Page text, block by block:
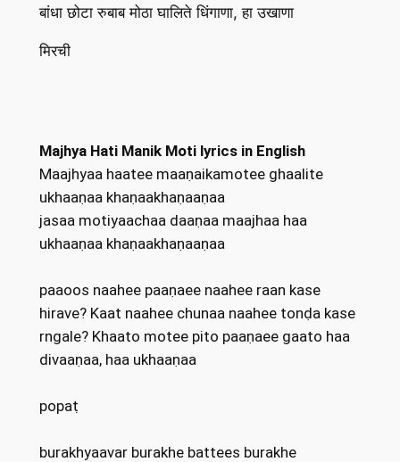
बांधा छोटा रुबाब मोठा घालिते धिंगाणा, हा उखाणा
मिरची
Majhya Hati Manik Moti lyrics in English
Maajhyaa haatee maaṇaikamotee ghaalite
ukhaaṇaa khaṇaakhaṇaaṇaa
jasaa motiyaachaa daaṇaa maajhaa haa
ukhaaṇaa khaṇaakhaṇaaṇaa
paaoos naahee paaṇaee naahee raan kase
hirave? Kaat naahee chunaa naahee tonḍa kase
rngale? Khaato motee pito paaṇaee gaato haa
divaaṇaa, haa ukhaaṇaa
popaṭ
burakhyaavar burakhe battees burakhe